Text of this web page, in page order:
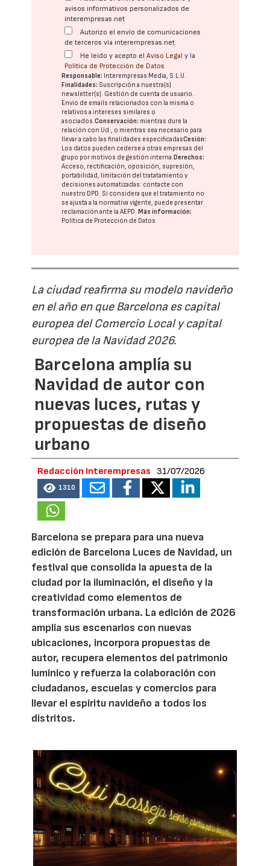
avisos informativos personalizados de
interempresas.net
Autorizo el envío de comunicaciones
de terceros vía interempresas.net
He leído y acepto elAviso Legal y la
Política de Protección de Datos
Responsable: Interempresas Media, S.L.U.
Finalidades: Suscripción a nuestra(s)
newsletter(s). Gestión de cuenta de usuario.
Envío de emails relacionados con la misma o
relativos a intereses similares o
asociados.Conservación: mientras dure la
relación con Ud., o mientras sea necesario para
llevar a cabo las finalidades especificadasCesión:
Los datos pueden cederse a otras empresas del
grupo por motivos de gestión interna. Derechos:
Acceso, rectificación, oposición, supresión,
portabilidad, limitación del tratatamiento y
decisiones automatizadas: contacte con
nuestro DPD. Si considera que el tratamiento no
se ajusta a la normativa vigente, puede presentar
reclamación ante laAEPD. Más información:
Política de Protección de Datos
La ciudad reafirma su modelo navideño
en el año en que Barcelona es capital
europea del Comercio Local y capital
europea de la Navidad 2026.
Barcelona amplía su
Navidad de autor con
nuevas luces, rutas y
propuestas de diseño
urbano
Redacción Interempresas 31/07/2026
1310
Barcelona se prepara para una nueva
edición de Barcelona Luces de Navidad, un
festival que consolida la apuesta de la
ciudad por la iluminación, el diseño y la
creatividad como elementos de
transformación urbana. La edición de 2026
amplía sus escenarios con nuevas
ubicaciones, incorpora propuestas de
autor, recupera elementos del patrimonio
lumínico y refuerza la colaboración con
ciudadanos, escuelas y comercios para
llevar el espíritu navideño a todos los
distritos.